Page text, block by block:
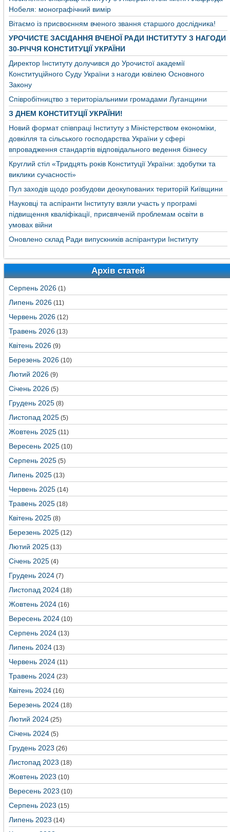
Нобеля: монографічний вимір
Вітаємо із присвоєнням вченого звання старшого дослідника!
УРОЧИСТЕ ЗАСІДАННЯ ВЧЕНОЇ РАДИ ІНСТИТУТУ З НАГОДИ
30-РІЧЧЯ КОНСТИТУЦІЇ УКРАЇНИ
Директор Інституту долучився до Урочистої академії
Конституційного Суду України з нагоди ювілею Основного
Закону
Співробітництво з територіальними громадами Луганщини
З ДНЕМ КОНСТИТУЦІЇ УКРАЇНИ!
Новий формат співпраці Інституту з Міністерством економіки,
довкілля та сільського господарства України у сфері
впровадження стандартів відповідального ведення бізнесу
Круглий стіл «Тридцять років Конституції України: здобутки та
виклики сучасності»
Пул заходів щодо розбудови деокупованих територій Київщини
Науковці та аспіранти Інституту взяли участь у програмі
підвищення кваліфікації, присвяченій проблемам освіти в
умовах війни
Оновлено склад Ради випускників аспірантури Інституту
Архів статей
Серпень 2026 (1)
Липень 2026 (11)
Червень 2026 (12)
Травень 2026 (13)
Квітень 2026 (9)
Березень 2026 (10)
Лютий 2026 (9)
Січень 2026 (5)
Грудень 2025 (8)
Листопад 2025 (5)
Жовтень 2025 (11)
Вересень 2025 (10)
Серпень 2025 (5)
Липень 2025 (13)
Червень 2025 (14)
Травень 2025 (18)
Квітень 2025 (8)
Березень 2025 (12)
Лютий 2025 (13)
Січень 2025 (4)
Грудень 2024 (7)
Листопад 2024 (18)
Жовтень 2024 (16)
Вересень 2024 (10)
Серпень 2024 (13)
Липень 2024 (13)
Червень 2024 (11)
Травень 2024 (23)
Квітень 2024 (16)
Березень 2024 (18)
Лютий 2024 (25)
Січень 2024 (5)
Грудень 2023 (26)
Листопад 2023 (18)
Жовтень 2023 (10)
Вересень 2023 (10)
Серпень 2023 (15)
Липень 2023 (14)